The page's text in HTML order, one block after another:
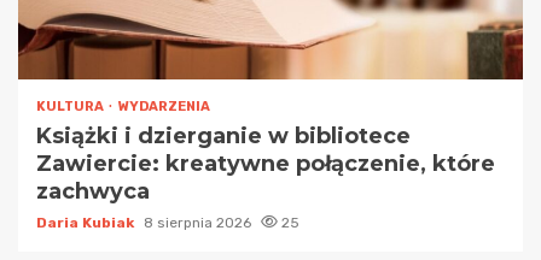
KULTURA WYDARZENIA
Książki i dzierganie w bibliotece
Zawiercie: kreatywne połączenie, które
zachwyca
Daria Kubiak 8 sierpnia 2026 25